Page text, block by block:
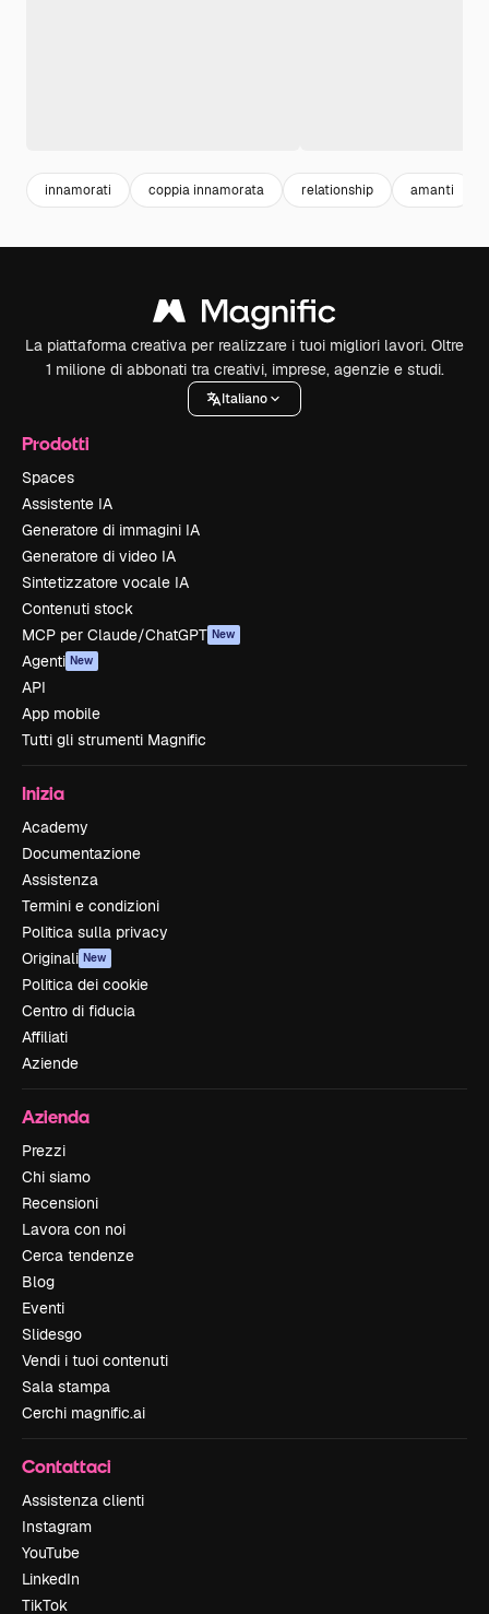
innamorati coppia innamorata relationship amanti
La piattaforma creativa per realizzare i tuoi migliori lavori. Oltre
1 milione di abbonati tra creativi, imprese, agenzie e studi.
Italiano
Prodotti
Spaces
Assistente IA
Generatore di immagini IA
Generatore di video IA
Sintetizzatore vocale IA
Contenuti stock
MCP per Claude/ChatGPT New
Agenti New
API
App mobile
Tutti gli strumenti Magnific
Inizia
Academy
Documentazione
Assistenza
Termini e condizioni
Politica sulla privacy
Originali New
Politica dei cookie
Centro di fiducia
Affiliati
Aziende
Azienda
Prezzi
Chi siamo
Recensioni
Lavora con noi
Cerca tendenze
Blog
Eventi
Slidesgo
Vendi i tuoi contenuti
Sala stampa
Cerchi magnific.ai
Contattaci
Assistenza clienti
Instagram
YouTube
LinkedIn
TikTok